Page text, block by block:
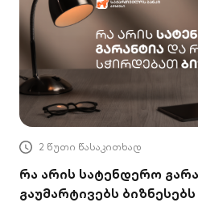
2 წუთი წასაკითხად
რა არის სატენდერო
გაუმარტივებს